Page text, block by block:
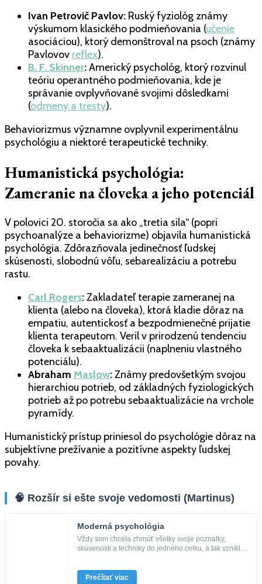
Ivan Petrovič Pavlov: Ruský fyziológ známy
výskumom klasického podmieňovania (učenie
asociáciou), ktorý demonštroval na psoch (známy
Pavlovov reflex).
B. F. Skinner:Americký psychológ, ktorý rozvinul
teóriu operantného podmieňovania, kde je
správanie ovplyvňované svojimi dôsledkami
(odmeny a tresty).
Behaviorizmus významne ovplyvnil experimentálnu
psychológiu a niektoré terapeutické techniky.
Humanistická psychológia:
Zameranie na človeka a jeho potenciál
V polovici 20. storočia sa ako „tretia sila“ (popri
psychoanalýze a behaviorizme) objavila humanistická
psychológia. Zdôrazňovala jedinečnosť ľudskej
skúsenosti, slobodnú vôľu, sebarealizáciu a potrebu
rastu.
Carl Rogers:Zakladateľ terapie zameranej na
klienta (alebo na človeka), ktorá kladie dôraz na
empatiu, autentickosť a bezpodmienečné prijatie
klienta terapeutom. Veril v prirodzenú tendenciu
človeka k sebaaktualizácii (naplneniu vlastného
potenciálu).
Abraham Maslow:Známy predovšetkým svojou
hierarchiou potrieb, od základných fyziologických
potrieb až po potrebu sebaaktualizácie na vrchole
pyramídy.
Humanistický prístup priniesol do psychológie dôraz na
subjektívne prežívanie a pozitívne aspekty ľudskej
povahy.
🧠 Rozšír si ešte svoje vedomosti (Martinus)
Moderná psychológia
Vždy som chcela zhrnúť všetky svoje poznatky,
skúsenosti a techniky do jedného celku, a tak vznikla
Prečítať viac